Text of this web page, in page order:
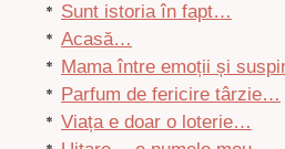
Sunt istoria în fapt…
Acasă…
Mama între emoții și
Parfum de fericire târzie…
Viața e doar o loterie…